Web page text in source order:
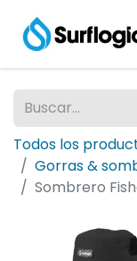
Todos los
Gorras &
Sombrero